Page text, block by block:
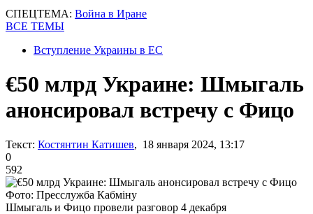
СПЕЦТЕМА: Война в Иране
ВСЕ ТЕМЫ
Вступление Украины в ЕС
€50 млрд Украине: Шмыгаль
анонсировал встречу с Фицо
Текст: Костянтин Катишев, 18 января 2024, 13:17
0
592
Фото: Пресслужба Кабміну
Шмыгаль и Фицо провели разговор 4 декабря